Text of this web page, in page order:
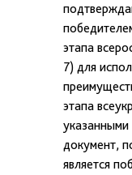
этапа
7) для
этапа
документ,
является